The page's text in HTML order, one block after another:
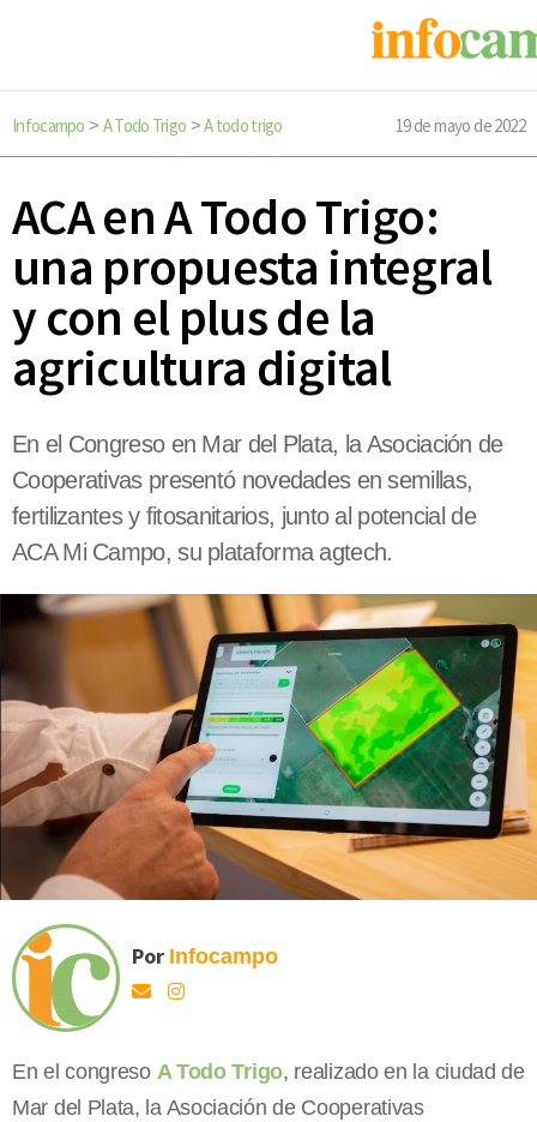
Infocampo > A Todo Trigo >A todo trigo 19 de mayo de 2022
ACA en A Todo Trigo:
una propuesta integral
y con el plus de la
agricultura digital
En el Congreso en Mar del Plata, la Asociación de
Cooperativas presentó novedades en semillas,
fertilizantes y fitosanitarios, junto al potencial de
ACA Mi Campo, su plataforma agtech.
Por Infocampo
En el congreso A Todo Trigo, realizado en la ciudad de
Mar del Plata, la Asociación de Cooperativas